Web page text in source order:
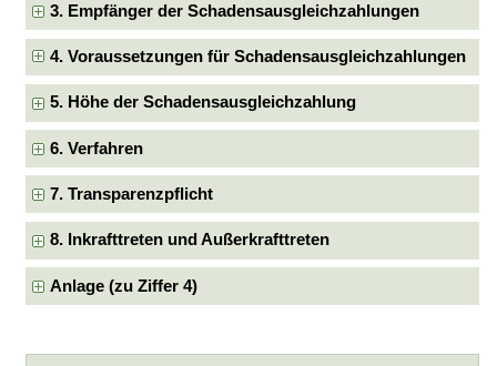
3. Empfänger der Schadensausgleichzahlungen
4. Voraussetzungen für Schadensausgleichzahlungen
5. Höhe der Schadensausgleichzahlung
6. Verfahren
7. Transparenzpflicht
8. Inkrafttreten und Außerkrafttreten
Anlage (zu Ziffer 4)